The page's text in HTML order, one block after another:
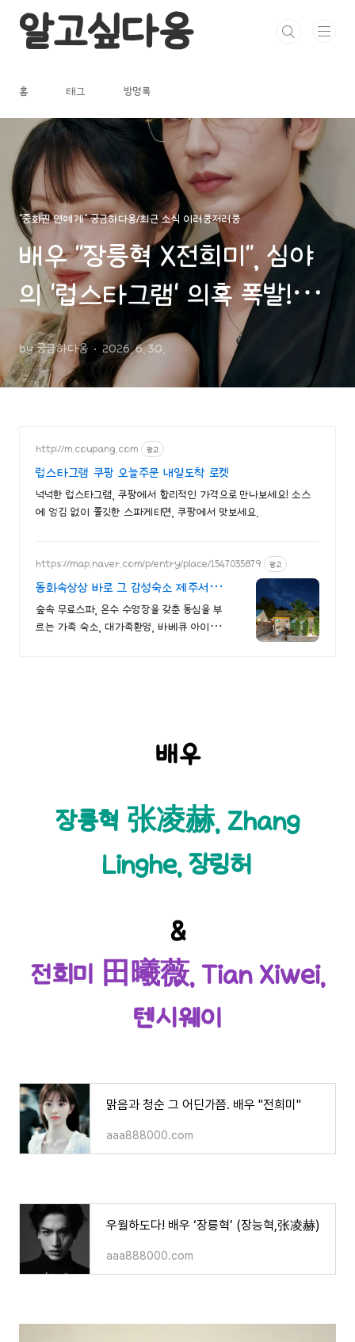
알고싶다옹
홈 태그 방명록
"중화권 연예계" 궁금하다옹/최근 소식 이러쿵저러쿵
배우 "장릉혁 X전희미", 심야
의 '럽스타그램' 의혹 폭발!하
지만 양 소속사 9년 감정의 골
이 최대 걸림돌?!
by 궁금하다옹 2026. 6. 30.
http://m.coupang.com 광고
럽스타그램 쿠팡 오늘주문 내일도착 로켓
넉넉한 럽스타그램, 쿠팡에서 합리적인 가격으로 만나보세요! 소스
에 엉김 없이 쫄깃한 스파게티면, 쿠팡에서 맛보세요.
https://map.naver.com/p/entry/place/1547035879 광고
동화속상상 바로 그 감성숙소 제주서쪽
오설록근처 완벽독채
숲속 무료스파, 온수 수영장을 갖춘 동심을 부
르는 가족 숙소, 대가족환영, 바베큐 아이들
배우
장릉혁 张凌赫, Zhang
Linghe, 장링허
&
전희미 田曦薇, Tian Xiwei,
텐시웨이
맑음과 청순 그 어딘가쯤. 배우 "전희미"
aaa888000.com
우월하도다! 배우 ‘장릉혁’ (장능혁,张凌赫)
aaa888000.com